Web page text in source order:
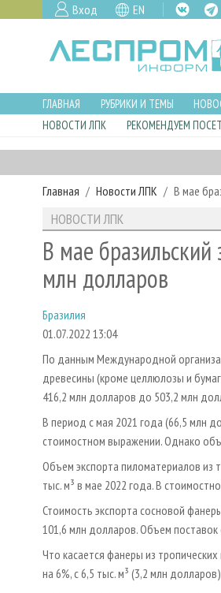
Вход EN
ГЛАВНАЯ РУБРИКИ И ТЕМЫ
НОВОСТИ ЛПК
РЕКОМЕНДУЕМ
Главная Новости ЛПК В мае
НОВОСТИ ЛПК
В мае
млн долларов
Бразилия
01.07.2022 13:04
По данным Международной
древесины (кроме целлюлозы и
416,2 млн долларов до 503,2 млн
В период с мая 2021 года (66,5 млн
стоимостном выражении. Однако
Объем экспорта пиломатериалов из
тыс. м³ в мае 2022 года. В
Стоимость экспорта сосновой
101,6 млн долларов. Объем поставок
Что касается фанеры из
на 6%, с 6,5 тыс. м³ (3,2 млн